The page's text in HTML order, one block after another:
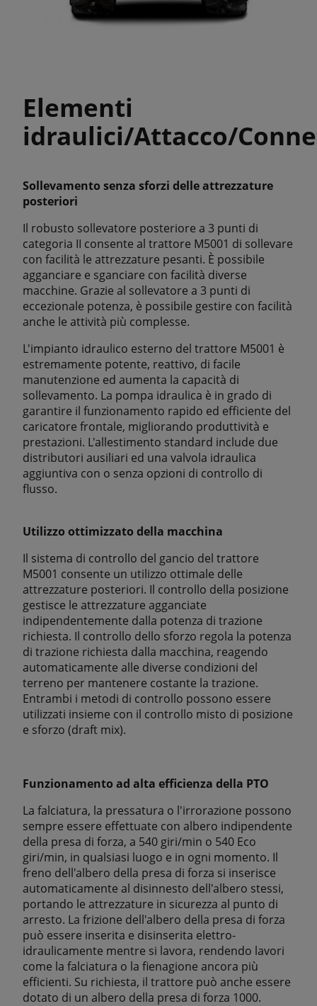
Elementi
idraulici/Attacco/
Sollevamento senza sforzi delle attrezzature
posteriori
Il robusto sollevatore posteriore a 3 punti di
categoria II consente al trattore M5001 di sollevare
con facilità le attrezzature pesanti. È possibile
agganciare e sganciare con facilità diverse
macchine. Grazie al sollevatore a 3 punti di
eccezionale potenza, è possibile gestire con facilità
anche le attività più complesse.
L'impianto idraulico esterno del trattore M5001 è
estremamente potente, reattivo, di facile
manutenzione ed aumenta la capacità di
sollevamento. La pompa idraulica è in grado di
garantire il funzionamento rapido ed efficiente del
caricatore frontale, migliorando produttività e
prestazioni. L'allestimento standard include due
distributori ausiliari ed una valvola idraulica
aggiuntiva con o senza opzioni di controllo di
flusso.
Utilizzo ottimizzato della macchina
Il sistema di controllo del gancio del trattore
M5001 consente un utilizzo ottimale delle
attrezzature posteriori. Il controllo della posizione
gestisce le attrezzature agganciate
indipendentemente dalla potenza di trazione
richiesta. Il controllo dello sforzo regola la potenza
di trazione richiesta dalla macchina, reagendo
automaticamente alle diverse condizioni del
terreno per mantenere costante la trazione.
Entrambi i metodi di controllo possono essere
utilizzati insieme con il controllo misto di posizione
e sforzo (draft mix).
Funzionamento ad alta efficienza della PTO
La falciatura, la pressatura o l'irrorazione possono
sempre essere effettuate con albero indipendente
della presa di forza, a 540 giri/min o 540 Eco
giri/min, in qualsiasi luogo e in ogni momento. Il
freno dell'albero della presa di forza si inserisce
automaticamente al disinnesto dell'albero stessi,
portando le attrezzature in sicurezza al punto di
arresto. La frizione dell'albero della presa di forza
può essere inserita e disinserita elettro-
idraulicamente mentre si lavora, rendendo lavori
come la falciatura o la fienagione ancora più
efficienti. Su richiesta, il trattore può anche essere
dotato di un albero della presa di forza 1000.